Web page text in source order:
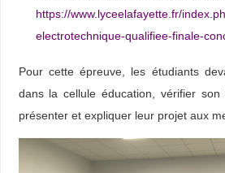
https://www.lyceelafayette.fr/
electrotechnique-qualifiee-finale-
Pour cette épreuve, les étudiants
dans la cellule éducation, vérifier
présenter et expliquer leur projet aux